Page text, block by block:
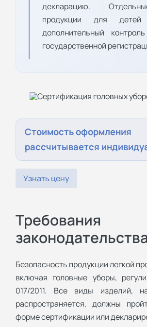
декларацию.
продукции для детей
дополнительный
государственной
Стоимость оформления
рассчитывается
Узнать цену
Требования
Безопасность продукции легкой
включая головные уборы,
017/2011. Все виды изделий,
распространяется, должны
форме сертификации или